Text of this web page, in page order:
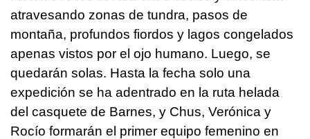
atravesando zonas de tundra, pasos de
montaña, profundos fiordos y lagos congelados
apenas vistos por el ojo humano. Luego, se
quedarán solas. Hasta la fecha solo una
expedición se ha adentrado en la ruta helada
del casquete de Barnes, y Chus, Verónica y
Rocío formarán el primer equipo femenino en